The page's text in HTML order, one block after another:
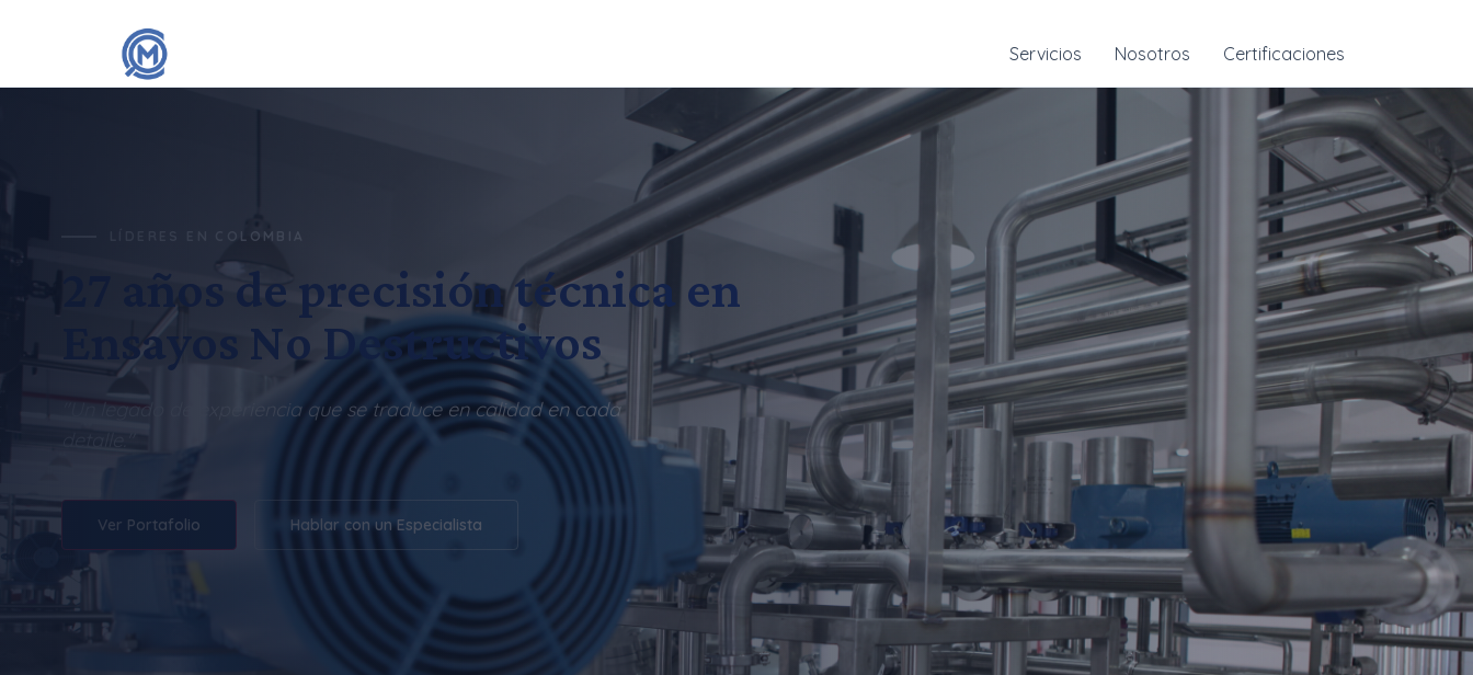
Servicios Nosotros Certificaciones
LÍDERES EN COLOMBIA
27 años de precisión técnica en
Ensayos No Destructivos
"Un legado de experiencia que se traduce en calidad en cada
Ver Portafolio Hablar con un Especialista